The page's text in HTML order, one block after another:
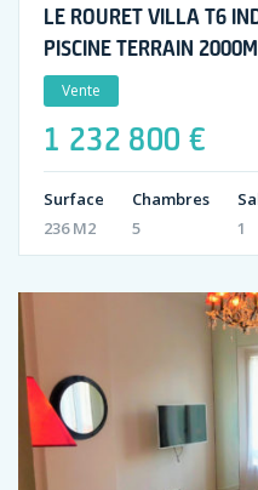
LE ROURET VILLA T6
PISCINE TERRAIN
Vente
1 232 800 €
Surface
236 M2
Chambres
5
1